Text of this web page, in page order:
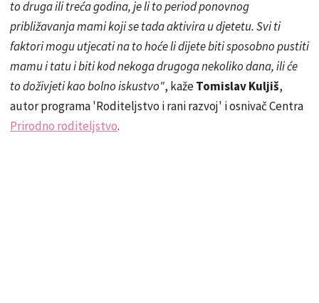
to druga ili treća godina, je li to period ponovnog
približavanja mami koji se tada aktivira u djetetu. Svi ti
faktori mogu utjecati na to hoće li dijete biti sposobno pustiti
mamu i tatu i biti kod nekoga drugoga nekoliko dana, ili će
to doživjeti kao bolno iskustvo", kažeTomislav Kuljiš,
autor programa 'Roditeljstvo i rani razvoj' i osnivač Centra
Prirodno roditeljstvo.